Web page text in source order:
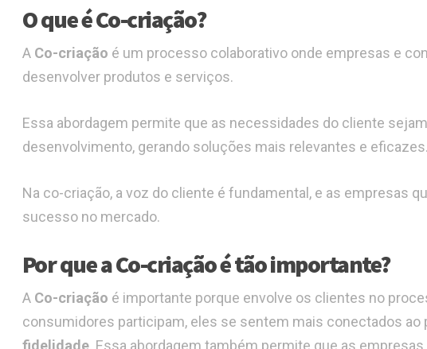
O que é Co-criação?
A Co-criação é um processo colaborativo onde empresas e
desenvolver produtos e serviços.
Essa abordagem permite que as necessidades do cliente
desenvolvimento, gerando soluções mais relevantes e eficazes.
Na co-criação, a voz do cliente é fundamental, e as empresas
sucesso no mercado.
Por que a Co-criação é tão importante?
A Co-criação é importante porque envolve os clientes no
consumidores participam, eles se sentem mais conectados ao
fidelidade. Essa abordagem também permite que as